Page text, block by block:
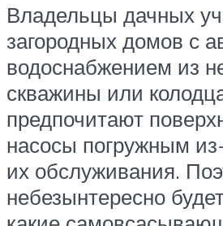
Владельцы дачных
загородных домов с
водоснабжением из
скважины или
предпочитают
насосы погружным
их обслуживания.
небезынтересно